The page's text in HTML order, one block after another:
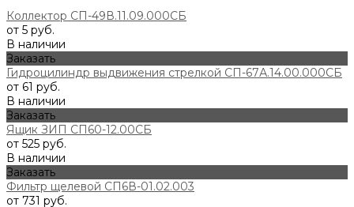
Коллектор СП-49В.11.09.000СБ
от 5 руб.
В наличии
Заказать
Гидроцилиндр выдвижения стрелкой СП-67А.14.00.000СБ
от 61 руб.
В наличии
Заказать
Ящик ЗИП СП60-12.00СБ
от 525 руб.
В наличии
Заказать
Фильтр щелевой СП6В-01.02.003
от 731 руб.